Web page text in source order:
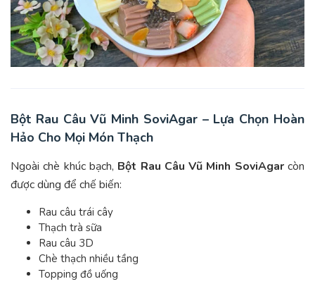
Bột Rau Câu Vũ Minh SoviAgar – Lựa Chọn Hoàn
Hảo Cho Mọi Món Thạch
Ngoài chè khúc bạch, Bột Rau Câu Vũ Minh SoviAgarcòn
được dùng để chế biến:
Rau câu trái cây
Thạch trà sữa
Rau câu 3D
Chè thạch nhiều tầng
Topping đồ uống